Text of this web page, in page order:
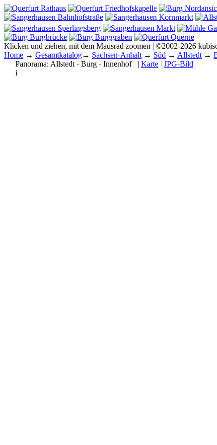
Klicken und ziehen, mit dem Mausrad zoomen | ©2002-2026
Home → Gesamtkatalog→ Sachsen-Anhalt → Süd → Allstedt →
Panorama: Allstedt - Burg - Innenhof | Karte | JPG-Bild
i